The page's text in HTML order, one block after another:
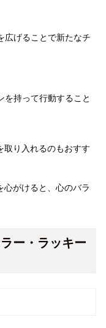
広げることで新たなチ
を持って行動すること
取り入れるのもおすす
心がけると、心のバラ
ー・ラッキー